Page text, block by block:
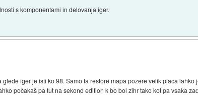
s komponentami in delovanja iger.
iger je isti ko 98. Samo ta restore mapa požere velik placa lahko
počakaš pa tut na sekond edition k bo bol zihr tako kot pa vsaka